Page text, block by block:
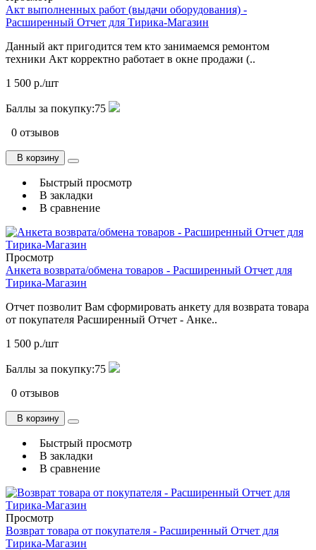
Акт выполненных работ (выдачи оборудования) -
Расширенный Отчет для Тирика-Магазин
Данный акт пригодится тем кто занимаемся ремонтом
техники Акт корректно работает в окне продажи (..
1 500 р./шт
Баллы за покупку:75
0 отзывов
В корзину
Быстрый просмотр
В закладки
В сравнение
Просмотр
Анкета возврата/обмена товаров - Расширенный Отчет для
Тирика-Магазин
Отчет позволит Вам сформировать анкету для возврата товара
от покупателя Расширенный Отчет - Анке..
1 500 р./шт
Баллы за покупку:75
0 отзывов
В корзину
Быстрый просмотр
В закладки
В сравнение
Просмотр
Возврат товара от покупателя - Расширенный Отчет для
Тирика-Магазин